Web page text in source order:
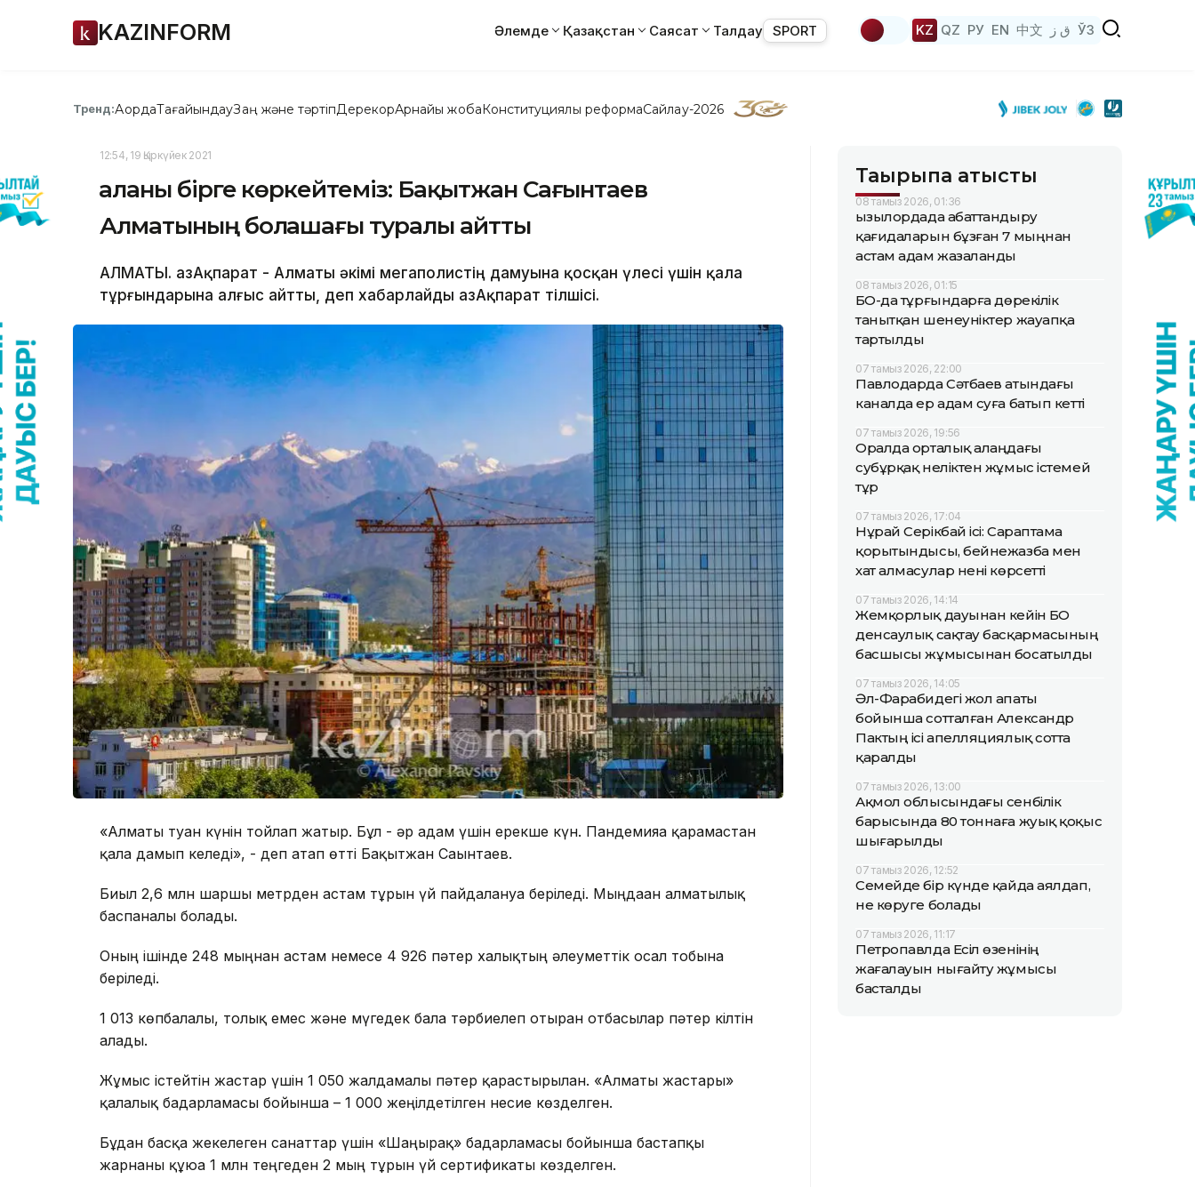
KAZINFORM Әлемде Қазақстан Саясат Талдау SPORT KZ QZ РУ EN 中文 ق ز ЎЗ
Тренд:АқордаТағайындауЗаң және тәртіпДерекқорАрнайы жобаКонституциялық реформаСайлау-2026
12:54, 19 Қыркүйек 2021
Қаланы бірге көркейтеміз: Бақытжан Сағынтаев
Алматының болашағы туралы айтты
АЛМАТЫ. ҚазАқпарат - Алматы әкімі мегаполистің дамуына қосқан үлесі үшін қала
тұрғындарына алғыс айтты, деп хабарлайды ҚазАқпарат тілшісі.
«Алматы туған күнін тойлап жатыр. Бұл - әр адам үшін ерекше күн. Пандемияға қарамастан
қала дамып келеді», - деп атап өтті Бақытжан Сағынтаев.
Биыл 2,6 млн шаршы метрден астам тұрғын үй пайдалануға беріледі. Мыңдаған алматылық
баспаналы болады.
Оның ішінде 248 мыңнан астам немесе 4 926 пәтер халықтың әлеуметтік осал тобына
беріледі.
1 013 көпбалалы, толық емес және мүгедек бала тәрбиелеп отырған отбасылар пәтер кілтін
алады.
Жұмыс істейтін жастар үшін 1 050 жалдамалы пәтер қарастырылған. «Алматы жастары»
қалалық бағдарламасы бойынша – 1 000 жеңілдетілген несие көзделген.
Бұдан басқа жекелеген санаттар үшін «Шаңырақ» бағдарламасы бойынша бастапқы
жарнаны құюға 1 млн теңгеден 2 мың тұрғын үй сертификаты көзделген.
Тақырыпқа қатысты
08 тамыз 2026, 01:36
Қызылордада абаттандыру
қағидаларын бұзған 7 мыңнан
астам адам жазаланды
08 тамыз 2026, 01:15
БҚО-да тұрғындарға дөрекілік
танытқан шенеуніктер жауапқа
тартылды
07 тамыз 2026, 22:00
Павлодарда Сәтбаев атындағы
каналда ер адам суға батып кетті
07 тамыз 2026, 19:56
Оралда орталық алаңдағы
субұрқақ неліктен жұмыс істемей
тұр
07 тамыз 2026, 17:04
Нұрай Серікбай ісі: Сараптама
қорытындысы, бейнежазба мен
хат алмасулар нені көрсетті
07 тамыз 2026, 14:14
Жемқорлық дауынан кейін БҚО
денсаулық сақтау басқармасының
басшысы жұмысынан босатылды
07 тамыз 2026, 14:05
Әл-Фарабидегі жол апаты
бойынша сотталған Александр
Пактың ісі апелляциялық сотта
қаралды
07 тамыз 2026, 13:00
Ақмол облысындағы сенбілік
барысында 80 тоннаға жуық қоқыс
шығарылды
07 тамыз 2026, 12:52
Семейде бір күнде қайда аялдап,
не көруге болады
07 тамыз 2026, 11:17
Петропавлда Есіл өзенінің
жағалауын нығайту жұмысы
басталды